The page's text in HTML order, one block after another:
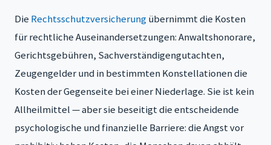
Die Rechtsschutzversicherungübernimmt die Kosten
für rechtliche Auseinandersetzungen: Anwaltshonorare,
Gerichtsgebühren, Sachverständigengutachten,
Zeugengelder und in bestimmten Konstellationen die
Kosten der Gegenseite bei einer Niederlage. Sie ist kein
Allheilmittel — aber sie beseitigt die entscheidende
psychologische und finanzielle Barriere: die Angst vor